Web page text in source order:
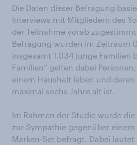
Die Daten dieser Befragung
Interviews mit Mitgliedern des
der Teilnahme vorab
Befragung wurden im Zeitraum
insgesamt 1.034 junge Familien
Familien“ gelten dabei
einem Haushalt leben und deren
maximal sechs Jahre alt ist.
Im Rahmen der Studie wurde
zur Sympathie gegenüber
Marken-Set befragt. Dabei